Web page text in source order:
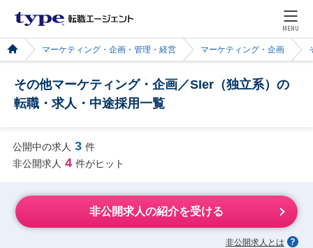
MENU
マーケティング・企画・管理・経営 マーケティング・企画
その他マーケティング・企画／SIer（独立系）の
転職・求人・中途採用一覧
公開中の求人 3 件
非公開求人 4 件がヒット
非公開求人の紹介を受ける
非公開求人とは